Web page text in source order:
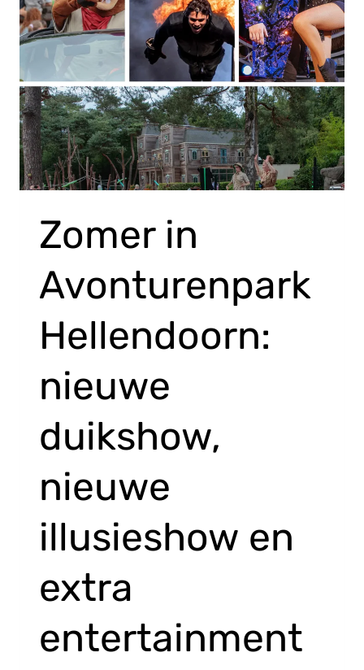
Zomer in
Avonturenpark
Hellendoorn:
nieuwe
duikshow,
nieuwe
illusieshow en
extra
entertainment